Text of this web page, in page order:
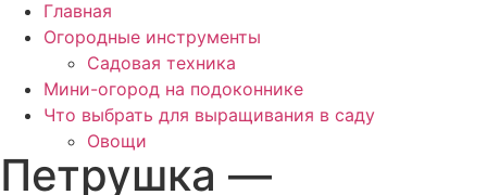
Главная
Огородные инструменты
Садовая техника
Мини-огород на подоконнике
Что выбрать для выращивания в саду
Овощи
Петрушка —